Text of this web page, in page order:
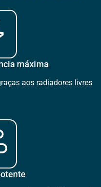
máxima
aos radiadores livres